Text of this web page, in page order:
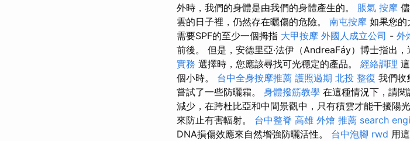
外時，我們的身體是由我們的身體產生的。 脹氣 按摩
雲的日子裡，仍然存在曬傷的危險。 南屯按摩 如果您的
需要SPF的至少一個拇指 大甲按摩 外國人成立公司 - 外
前後。 但是，安德里亞·法伊（AndreaFáy）博士指出
實務 選擇時，您應該尋找可光穩定的產品。 經絡調理
個小時。 台中全身按摩推薦 護照過期 北投 整復 我們收
嘗試了一些防曬霜。 身體撥筋教學 在這種情況下，請閱
減少，在跨杜比亞和中間景觀中，只有積雲才能干擾陽
來防止有害輻射。 台中整脊 高雄 外燴 推薦 search
DNA損傷效應來自然增強防曬活性。 台中泡腳 rwd 用